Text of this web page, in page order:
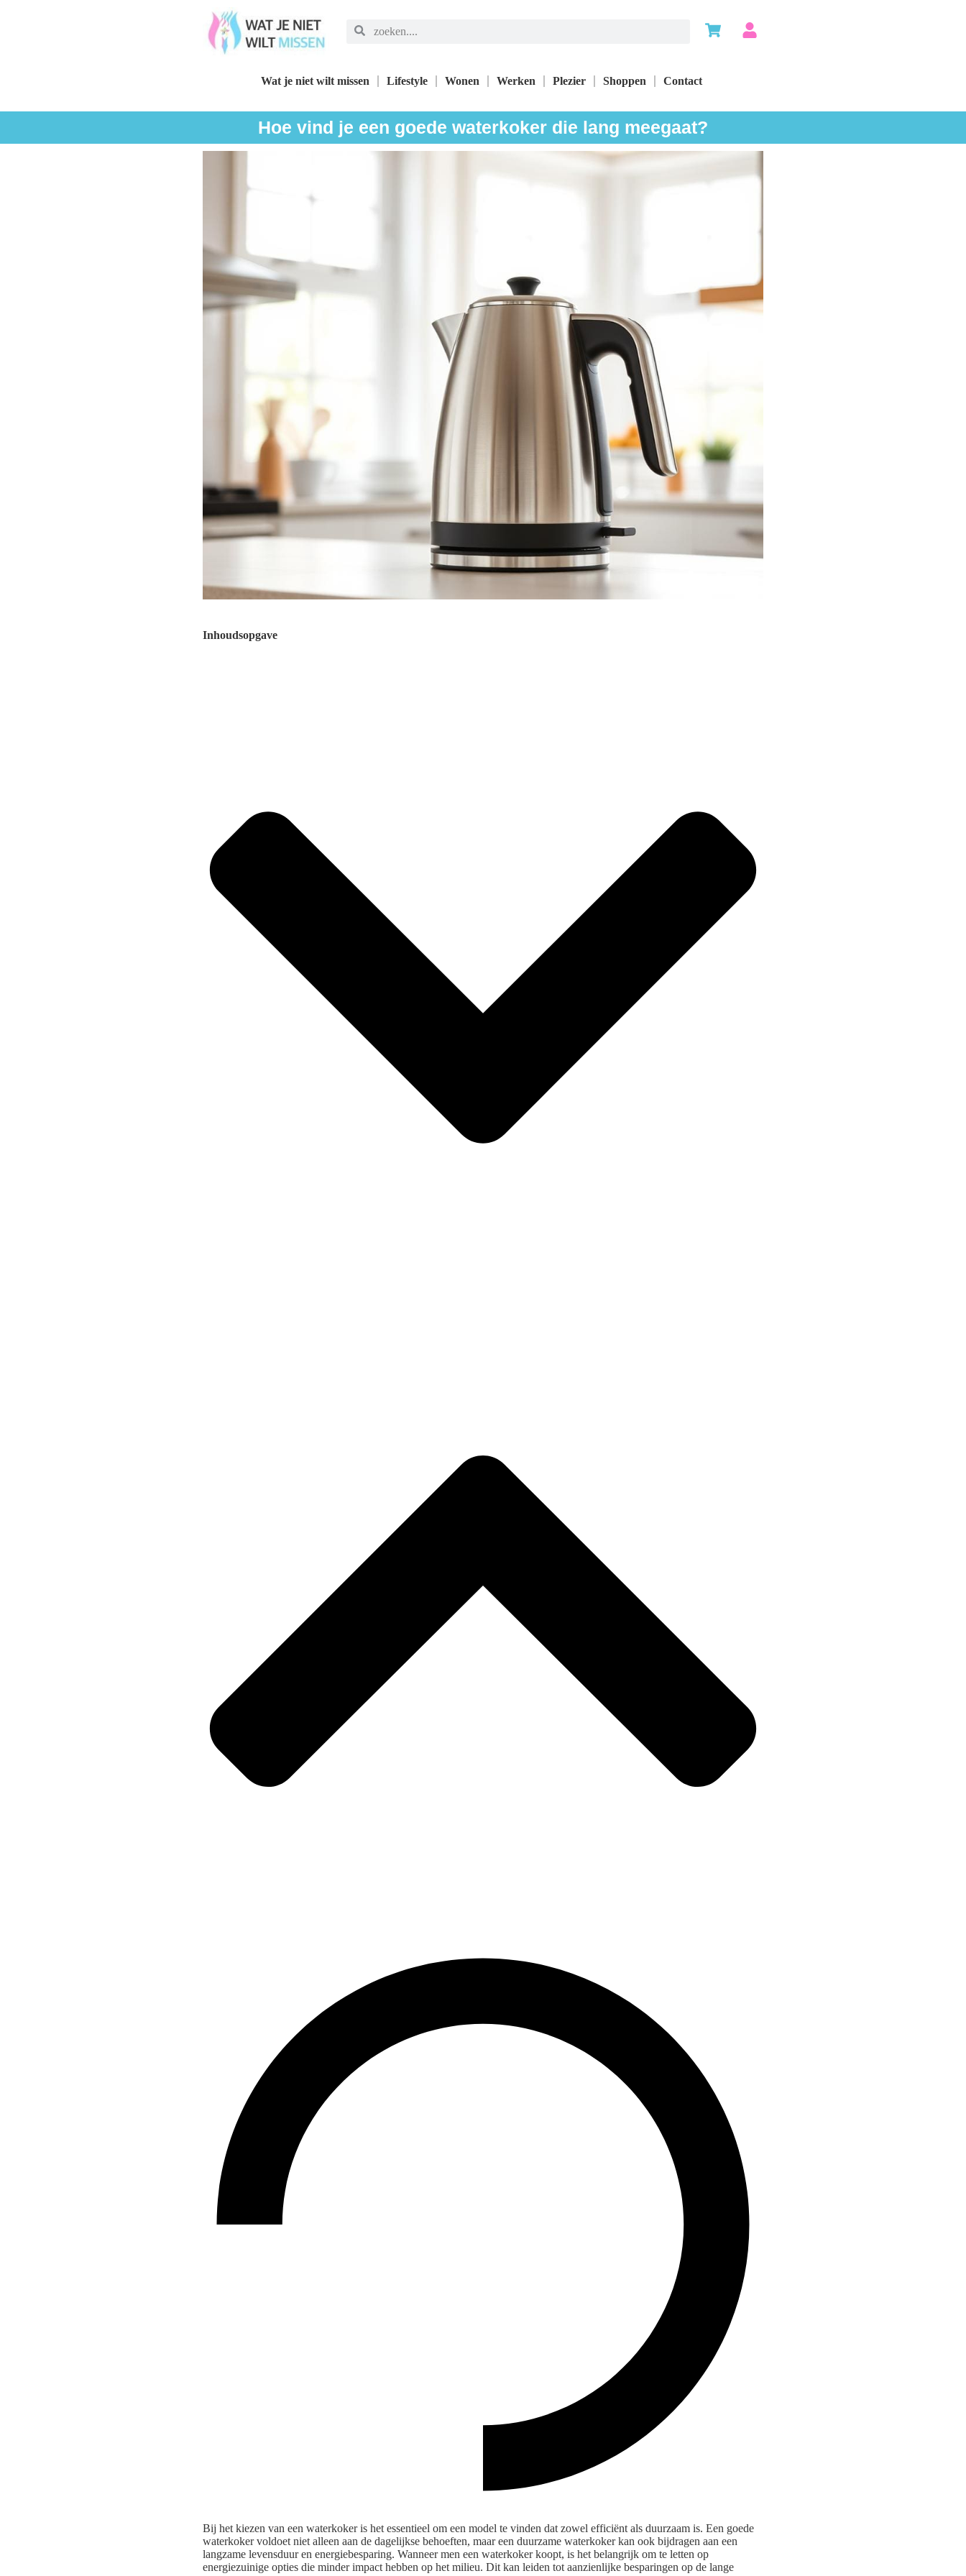
Wat je niet wilt missen Lifestyle Wonen Werken Plezier Shoppen Contact
Hoe vind je een goede waterkoker die lang meegaat?
Inhoudsopgave
Bij het kiezen van een waterkoker is het essentieel om een model te vinden dat zowel efficiënt als duurzaam is. Een goede
waterkoker voldoet niet alleen aan de dagelijkse behoeften, maar een duurzame waterkoker kan ook bijdragen aan een
langzame levensduur en energiebesparing. Wanneer men een waterkoker koopt, is het belangrijk om te letten op
energiezuinige opties die minder impact hebben op het milieu. Dit kan leiden tot aanzienlijke besparingen op de lange